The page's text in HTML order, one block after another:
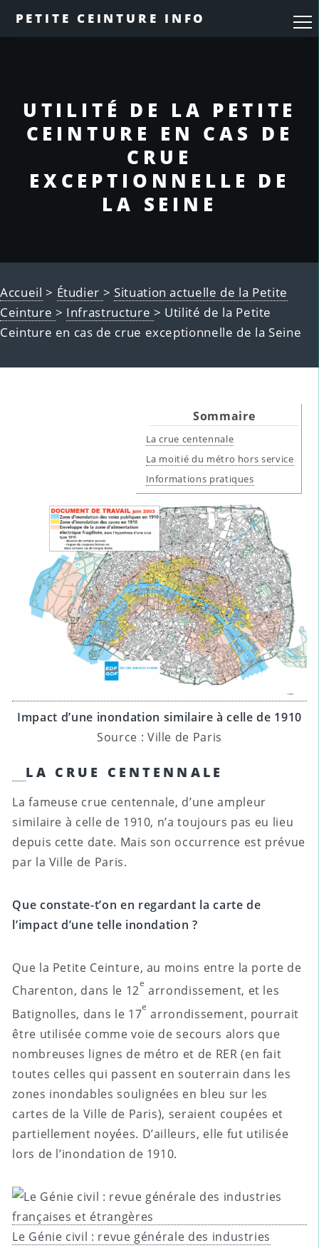
PETITE CEINTURE INFO
UTILITÉ DE LA PETITE
CEINTURE EN CAS DE
CRUE
EXCEPTIONNELLE DE
LA SEINE
Accueil > Étudier > Situation actuelle de la Petite
Ceinture > Infrastructure > Utilité de la Petite
Ceinture en cas de crue exceptionnelle de la Seine
Sommaire
La crue centennale
La moitié du métro hors service
Informations pratiques
Impact d’une inondation similaire à celle de 1910
Source : Ville de Paris
LA CRUE CENTENNALE
La fameuse crue centennale, d’une ampleur
similaire à celle de 1910, n’a toujours pas eu lieu
depuis cette date. Mais son occurrence est prévue
par la Ville de Paris.
Que constate-t’on en regardant la carte de
l’impact d’une telle inondation ?
Que la Petite Ceinture, au moins entre la porte de
Charenton, dans le 12
e
arrondissement, et les
Batignolles, dans le 17
e
arrondissement, pourrait
être utilisée comme voie de secours alors que
nombreuses lignes de métro et de RER (en fait
toutes celles qui passent en souterrain dans les
zones inondables soulignées en bleu sur les
cartes de la Ville de Paris), seraient coupées et
partiellement noyées. D’ailleurs, elle fut utilisée
lors de l’inondation de 1910.
Le Génie civil : revue générale des industries